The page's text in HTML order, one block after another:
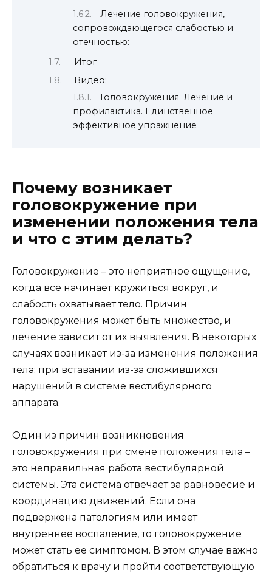
Лечение головокружения,
сопровождающегося слабостью и
отечностью:
Итог
Видео:
Головокружения. Лечение и
профилактика. Единственное
эффективное упражнение
Почему возникает
головокружение при
изменении положения тела
и что с этим делать?
Головокружение – это неприятное ощущение,
когда все начинает кружиться вокруг, и
слабость охватывает тело. Причин
головокружения может быть множество, и
лечение зависит от их выявления. В некоторых
случаях возникает из-за изменения положения
тела: при вставании из-за сложившихся
нарушений в системе вестибулярного
аппарата.
Один из причин возникновения
головокружения при смене положения тела –
это неправильная работа вестибулярной
системы. Эта система отвечает за равновесие и
координацию движений. Если она
подвержена патологиям или имеет
внутреннее воспаление, то головокружение
может стать ее симптомом. В этом случае важно
обратиться к врачу и пройти соответствующую